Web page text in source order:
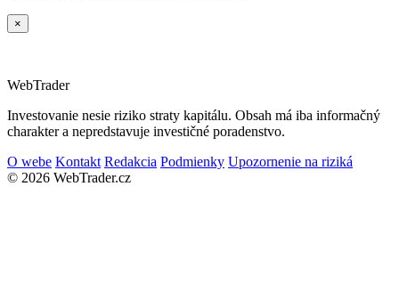
×
WebTrader
Investovanie nesie riziko straty kapitálu. Obsah má iba informačný
charakter a nepredstavuje investičné poradenstvo.
O webe Kontakt Redakcia Podmienky Upozornenie na riziká
© 2026 WebTrader.cz